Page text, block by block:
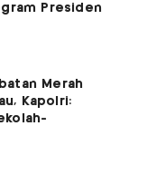
Presiden
Merah
Kapolri: